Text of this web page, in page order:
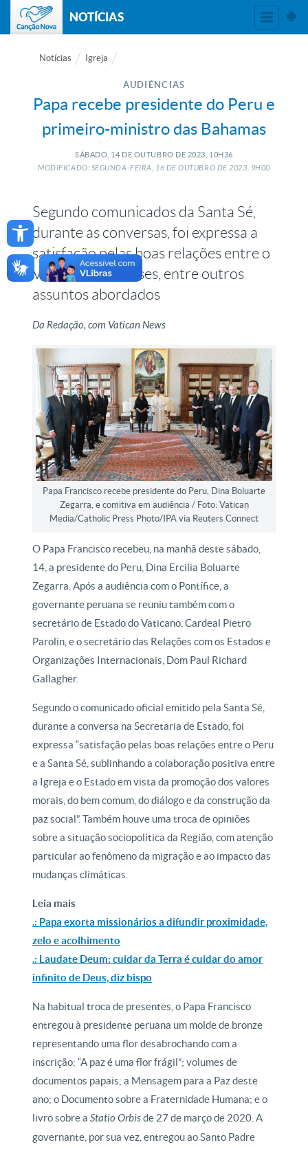
Open toolbar
NOTÍCIAS
Notícias Igreja
AUDIÊNCIAS
Papa recebe presidente do Peru e
primeiro-ministro das Bahamas
SÁBADO, 14 DE OUTUBRO DE 2023, 10H36
MODIFICADO: SEGUNDA-FEIRA, 16 DEOUTUBRO DE2023, 9H00
Segundo comunicados da Santa Sé,
durante as conversas, foi expressa a
satisfação pelas boas relações entre o
Vaticano e os países, entre outros
assuntos abordados
Da Redação, com Vatican News
Papa Francisco recebe presidente do Peru, Dina Boluarte
Zegarra, e comitiva em audiência / Foto: Vatican
Media/Catholic Press Photo/IPA via Reuters Connect
O Papa Francisco recebeu, na manhã deste sábado,
14, a presidente do Peru, Dina Ercilia Boluarte
Zegarra. Após a audiência com o Pontífice, a
governante peruana se reuniu também com o
secretário de Estado do Vaticano, Cardeal Pietro
Parolin, e o secretário das Relações com os Estados e
Organizações Internacionais, Dom Paul Richard
Gallagher.
Segundo o comunicado oficial emitido pela Santa Sé,
durante a conversa na Secretaria de Estado, foi
expressa “satisfação pelas boas relações entre o Peru
e a Santa Sé, sublinhando a colaboração positiva entre
a Igreja e o Estado em vista da promoção dos valores
morais, do bem comum, do diálogo e da construção da
paz social”. Também houve uma troca de opiniões
sobre a situação sociopolítica da Região, com atenção
particular ao fenômeno da migração e ao impacto das
mudanças climáticas.
Leia mais
.: Papa exorta missionários a difundir proximidade,
zelo e acolhimento
.: Laudate Deum: cuidar da Terra é cuidar do amor
infinito de Deus, diz bispo
Na habitual troca de presentes, o Papa Francisco
entregou à presidente peruana um molde de bronze
representando uma flor desabrochando com a
inscrição: “A paz é uma flor frágil”; volumes de
documentos papais; a Mensagem para a Paz deste
ano; o Documento sobre a Fraternidade Humana; e o
livro sobre aStatio Orbisde 27 de março de 2020. A
governante, por sua vez, entregou ao Santo Padre